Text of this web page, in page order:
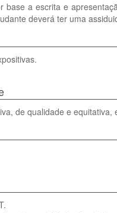
base a escrita e
deverá ter uma
de qualidade e